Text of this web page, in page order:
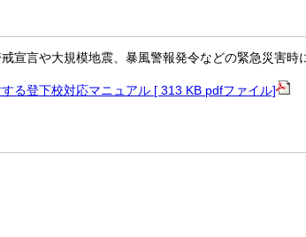
戒宣言や大規模地震、暴風警報発令などの緊急災害
る登下校対応マニュアル [ 313 KB pdfファイル]